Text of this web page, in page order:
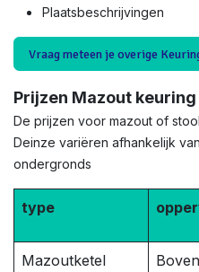
Plaatsbeschrijvingen
Vraag meteen je overige
Prijzen Mazout keuring
De prijzen voor mazout of
Deinze variëren afhankelijk
ondergronds
type
Mazoutketel